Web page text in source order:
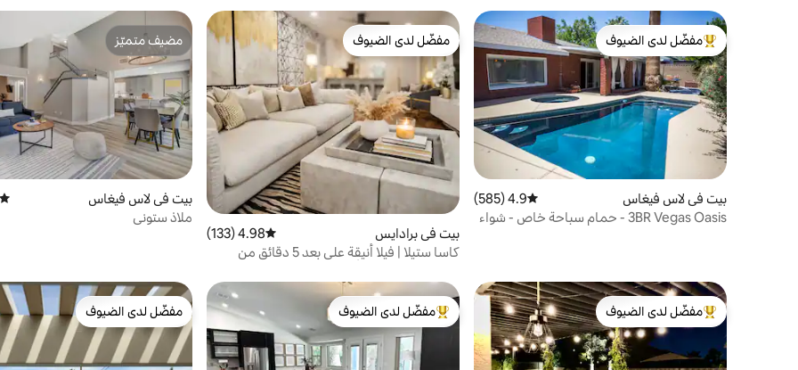
من أبرز البيوت المفضّلة لدى الضيوف
مفضّل لدى الضيوف
بيت في لاس فيغاس متوسط التقييم 4.9 من 5، 585 مراجعات
4.9 (585)
3BR Vegas Oasis - حمام سباحة خاص - شواء
مفضّل لدى الضيوف
مفضّل لدى الضيوف
بيت في برادايس متوسط التقييم 4.98 من 5، 133 مراجعات
4.98 (133)
كاسا ستيلا | فيلا أنيقة على بعد 5 دقائق من
مضيف متميّز
مضيف متميّز
بيت في لاس فيغاس
ملاذ ستوني
من أبرز البيوت المفضّلة لدى الضيوف
مفضّل لدى الضيوف
من أبرز البيوت المفضّلة لدى الضيوف
مفضّل لدى الضيوف
مفضّل لدى الضيوف
مفضّل لدى الضيوف